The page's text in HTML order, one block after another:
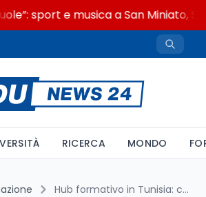
sport e musica a San Miniato,
RICERCA MONDO
Hub formativo in Tunisia: come funziona il progetto Calabria da 7,4 milioni